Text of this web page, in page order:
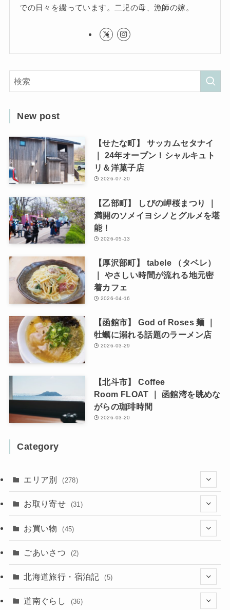
での日々を綴っています。二児の母、漁師の嫁。
New post
【せたな町】 サッカムセタナイ
｜ 24年オープン！シャルキュト
リ＆洋菓子店
2026-07-20
【乙部町】 しびの岬桜まつり ｜
満開のソメイヨシノとグルメを堪
能！
2026-05-13
【厚沢部町】 tabele （タベレ）
｜ やさしい時間が流れる地元密
着カフェ
2026-04-16
【函館市】 God of Roses 麺 ｜
牡蠣に溺れる話題のラーメン店
2026-03-29
【北斗市】 Coffee
Room FLOAT ｜ 函館湾を眺めな
がらの珈琲時間
2026-03-20
Category
エリア別 (278)
(102)
(2)
(16)
(137)
(78)
お取り寄せ (31)
(4)
お買い物 (45)
(10)
ごあいさつ (2)
北海道旅行・宿泊記 (5)
(5)
道南ぐらし (36)